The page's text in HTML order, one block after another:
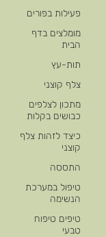
פעילות בפורים
מומלצים בדף
הבית
תות-עץ
צלף קוצני
מתכון לצלפים
כבושים בקלות
כיצד לזהות צלף
קוצני
התססה
טיפול במערכת
הנשימה
טיפים טיפוח
טבעי